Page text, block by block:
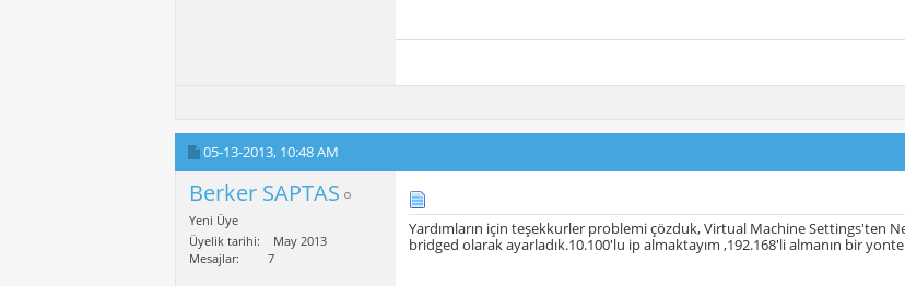
05-13-2013, 10:48 AM
Berker SAPTAS
Yeni Üye
Üyelik tarihi
May 2013
Mesajlar
7
Yardımların için teşekkurler problemi çözduk, Virtual Machine Settings'ten
bridged olarak ayarladık.10.100'lu ip almaktayım ,192.168'li almanın bir